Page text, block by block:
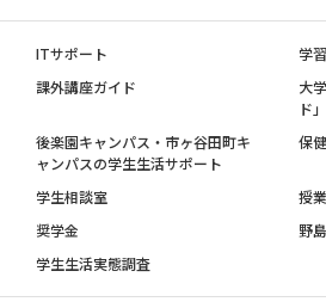
ITサポート
学
課外講座ガイド
大
ド
後楽園キャンパス・市ヶ谷田町キ
ャンパスの学生生活サポート
保
学生相談室
授
奨学金
野
学生生活実態調査